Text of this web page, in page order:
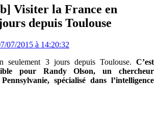
Visiter la France en
depuis Toulouse
07/2015 à 14:20:32
seulement 3 jours depuis Toulouse. C’est
pour Randy Olson, un chercheur
spécialisé dans l’intelligence